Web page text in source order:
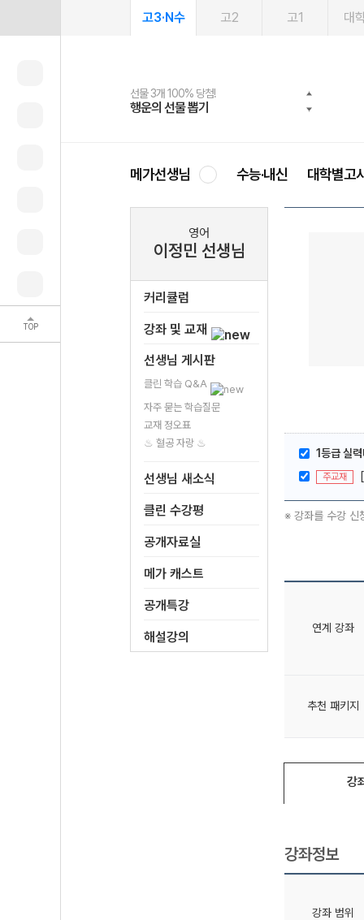
TOP
고3·N수 고2 고1 대
선물 3개 100% 당첨!
행운의 선물 뽑기
선물 100% 증정!
메가스터디 X 올리브
여름방학 스터디 캐시백
메가런 썸머스쿨
2027 러셀 단과
강사 공개선발
스마트러닝앱
설문 EVENT
메가패스
3일 무료 체험권
메가패스 수강생 무료혜택!
메가클럽 멤버십
사회공헌 캠페인
희망이룸 메가나눔
메가선생님 수능·내신 대학별고
영어
이정민 선생님
커리큘럼
강좌 및 교재
선생님 게시판
클린 학습 Q&A
자주 묻는 학습질문
교재 정오표
♨ 혈공 자랑 ♨
선생님 새소식
클린 수강평
공개자료실
메가 캐스트
공개특강
해설강의
1등급 실
주교재
※ 강좌를 수강 신
연계 강좌
추천 패키지
강
강좌정보
강좌 범위